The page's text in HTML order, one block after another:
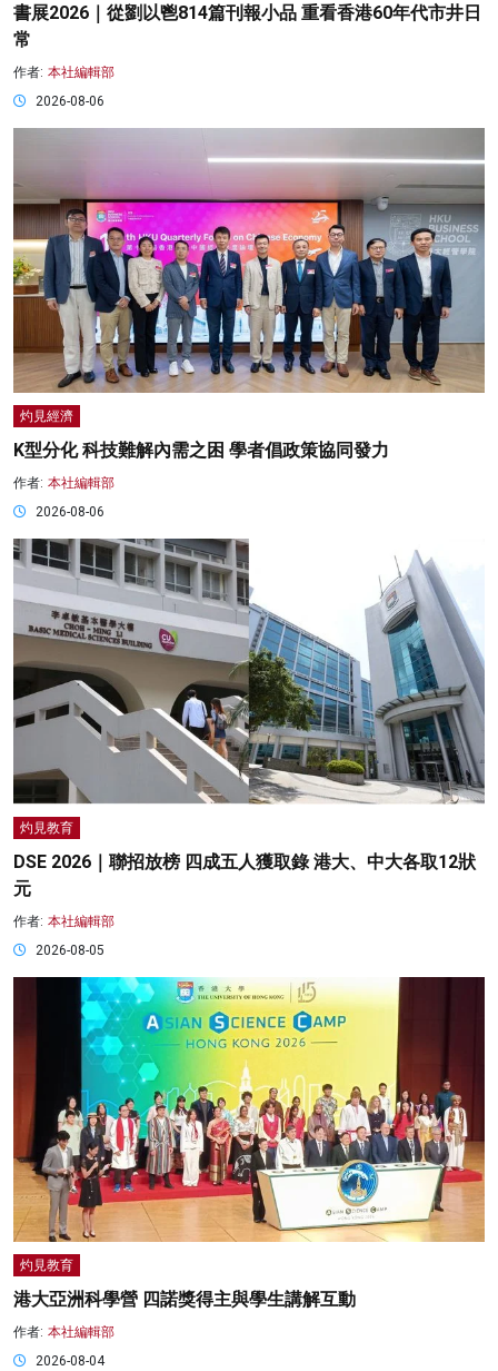
書展2026｜從劉以鬯814篇刊報小品 重看香港60年代市井日
常
作者: 本社編輯部
2026-08-06
灼見經濟
K型分化 科技難解內需之困 學者倡政策協同發力
作者: 本社編輯部
2026-08-06
灼見教育
DSE 2026｜聯招放榜 四成五人獲取錄 港大、中大各取12狀
元
作者: 本社編輯部
2026-08-05
灼見教育
港大亞洲科學營 四諾獎得主與學生講解互動
作者: 本社編輯部
2026-08-04